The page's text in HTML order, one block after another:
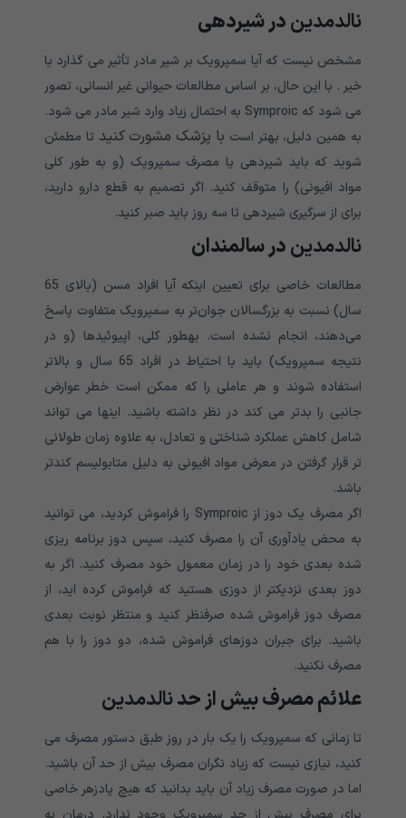
نالدمدیندر شیردهی
مشخص نیست که آیا سمپرویک بر شیر مادر تأثیر می گذارد یا
خیر . با این حال، بر اساس مطالعات حیوانی غیر انسانی، تصور
می شود که Symproic به احتمال زیاد وارد شیر مادر می شود.
به همین دلیل، بهتر است با پزشک مشورت کنید تا مطمئن
شوید که باید شیردهی یا مصرف سمپرویک (و به طور کلی
مواد افیونی) را متوقف کنید. اگر تصمیم به قطع دارو دارید،
برای از سرگیری شیردهی تا سه روز باید صبر کنید.
نالدمدیندر سالمندان
مطالعات خاصی برای تعیین اینکه آیا افراد مسن (بالای 65
سال) نسبت به بزرگسالان جوان‌تر به سمپرویک متفاوت پاسخ
می‌دهند، انجام نشده است. بهطور کلی، اپیوئیدها (و در
نتیجه سمپرویک) باید با احتیاط در افراد 65 سال و بالاتر
استفاده شوند و هر عاملی را که ممکن است خطر عوارض
جانبی را بدتر می کند در نظر داشته باشید. اینها می تواند
شامل کاهش عملکرد شناختی و تعادل، به علاوه زمان طولانی
تر قرار گرفتن در معرض مواد افیونی به دلیل متابولیسم کندتر
باشد.
اگر مصرف یک دوز از Symproic را فراموش کردید، می توانید
به محض یادآوری آن را مصرف کنید، سپس دوز برنامه ریزی
شده بعدی خود را در زمان معمول خود مصرف کنید. اگر به
دوز بعدی نزدیکتر از دوزی هستید که فراموش کرده اید، از
مصرف دوز فراموش شده صرفنظر کنید و منتظر نوبت بعدی
باشید. برای جبران دوزهای فراموش شده، دو دوز را با هم
مصرف نکنید.
علائم مصرف بیش از حدنالدمدین
تا زمانی که سمپرویک را یک بار در روز طبق دستور مصرف می
کنید، نیازی نیست که زیاد نگران مصرف بیش از حد آن باشید.
اما در صورت مصرف زیاد آن باید بدانید که هیچ پادزهر خاصی